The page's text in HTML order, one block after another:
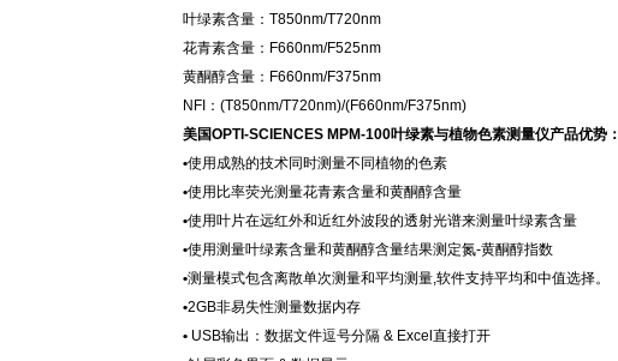
叶绿素含量：T850nm/T720nm
花青素含量：F660nm/F525nm
黄酮醇含量：F660nm/F375nm
NFI：(T850nm/T720nm)/(F660nm/F375nm)
美国OPTI-SCIENCES MPM-100叶绿素与植物色素测量仪产品优势：
•使用成熟的技术同时测量不同植物的色素
•使用比率荧光测量花青素含量和黄酮醇含量
•使用叶片在远红外和近红外波段的透射光谱来测量叶绿素含量
•使用测量叶绿素含量和黄酮醇含量结果测定氮-黄酮醇指数
•测量模式包含离散单次测量和平均测量,软件支持平均和中值选择。
•2GB非易失性测量数据内存
• USB输出：数据文件逗号分隔 & Excel直接打开